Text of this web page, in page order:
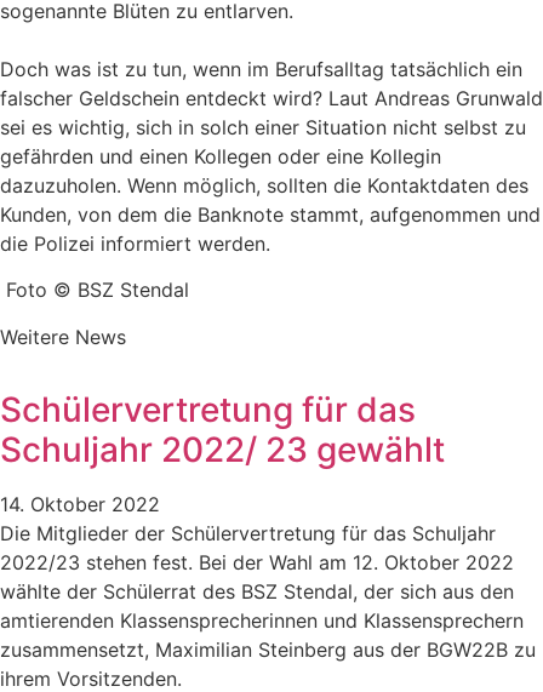
sogenannte Blüten zu entlarven.
Doch was ist zu tun, wenn im Berufsalltag tatsächlich ein
falscher Geldschein entdeckt wird? Laut Andreas Grunwald
sei es wichtig, sich in solch einer Situation nicht selbst zu
gefährden und einen Kollegen oder eine Kollegin
dazuzuholen. Wenn möglich, sollten die Kontaktdaten des
Kunden, von dem die Banknote stammt, aufgenommen und
die Polizei informiert werden.
Foto © BSZ Stendal
Weitere News
Schülervertretung für das
Schuljahr 2022/ 23 gewählt
14. Oktober 2022
Die Mitglieder der Schülervertretung für das Schuljahr
2022/23 stehen fest. Bei der Wahl am 12. Oktober 2022
wählte der Schülerrat des BSZ Stendal, der sich aus den
amtierenden Klassensprecherinnen und Klassensprechern
zusammensetzt, Maximilian Steinberg aus der BGW22B zu
ihrem Vorsitzenden.